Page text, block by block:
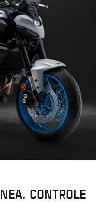
CONTROLE